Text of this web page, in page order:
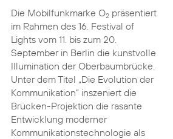
Die Mobilfunkmarke O2präsentiert
im Rahmen des 16. Festival of
Lights vom 11. bis zum 20.
September in Berlin die kunstvolle
Illumination der Oberbaumbrücke.
Unter dem Titel „Die Evolution der
Kommunikation“ inszeniert die
Brücken-Projektion die rasante
Entwicklung moderner
Kommunikationstechnologie als